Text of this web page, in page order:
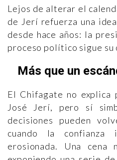
Lejos de alterar el
de Jerí refuerza una
desde hace años: la
proceso político sigue su
Más que un
El Chifagate no
José Jerí, pero sí
decisiones pueden
cuando la confianza
erosionada. Una cena